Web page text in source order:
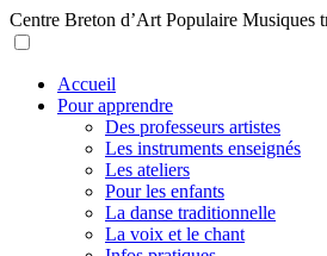
Centre Breton d’Art Populaire Musiques
Accueil
Pour apprendre
Des professeurs artistes
Les instruments enseignés
Les ateliers
Pour les enfants
La danse traditionnelle
La voix et le chant